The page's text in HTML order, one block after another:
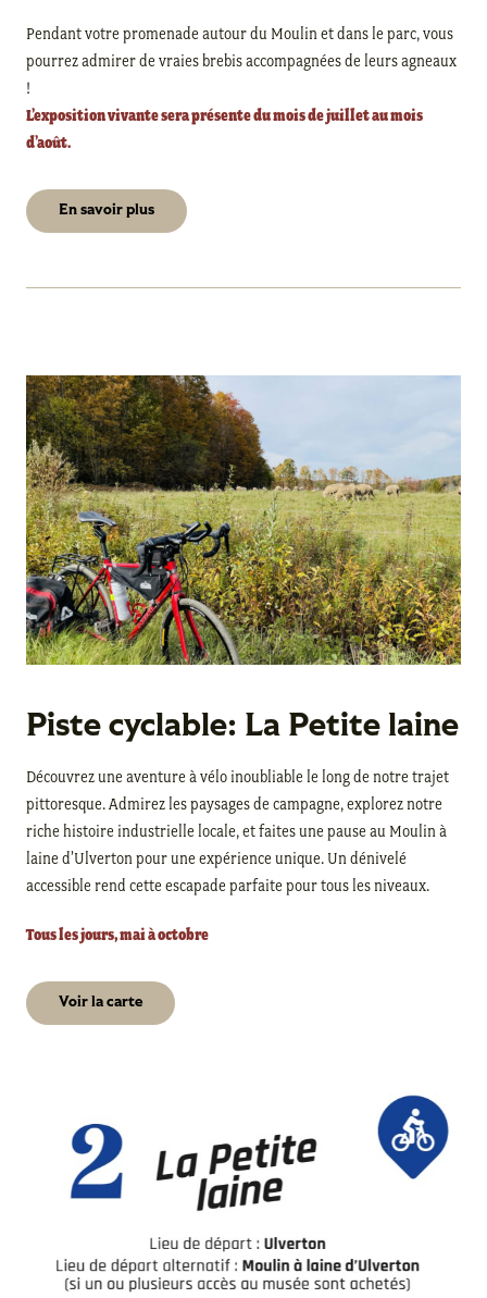
Pendant votre promenade autour du Moulin et dans le parc, vous
pourrez admirer de vraies brebis accompagnées de leurs agneaux
!
L’exposition vivante sera présente du mois de juillet au mois
d’août.
En savoir plus
Piste cyclable: La Petite laine
Découvrez une aventure à vélo inoubliable le long de notre trajet
pittoresque. Admirez les paysages de campagne, explorez notre
riche histoire industrielle locale, et faites une pause au Moulin à
laine d’Ulverton pour une expérience unique. Un dénivelé
accessible rend cette escapade parfaite pour tous les niveaux.
Tous les jours, mai à octobre
Voir la carte